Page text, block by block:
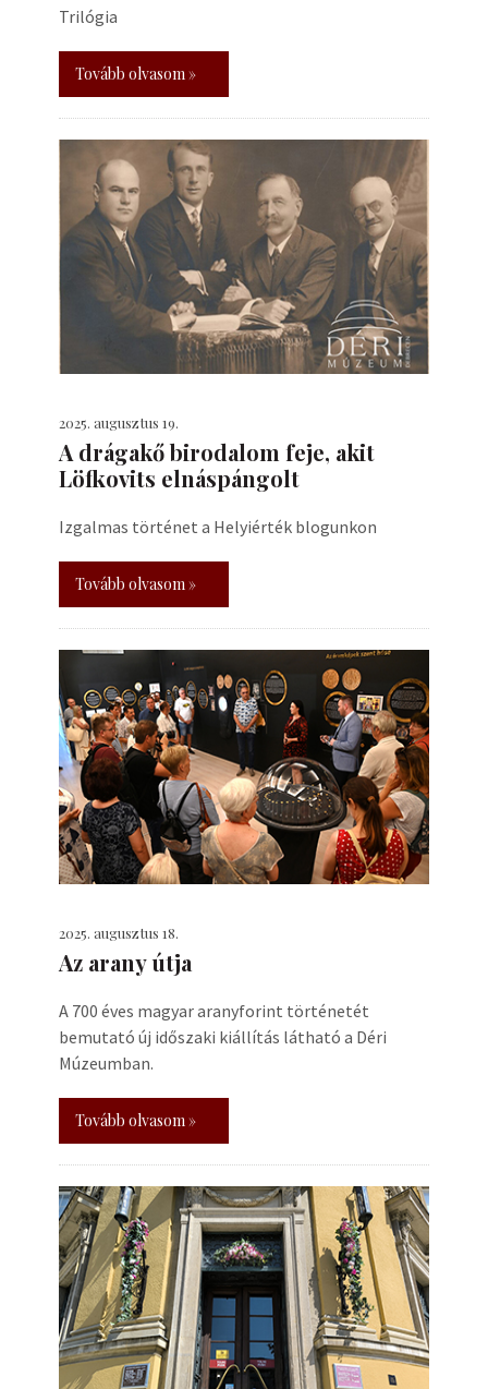
Trilógia
Tovább olvasom »
2025. augusztus 19.
A drágakő birodalom feje, akit
Löfkovits elnáspángolt
Izgalmas történet a Helyiérték blogunkon
Tovább olvasom »
2025. augusztus 18.
Az arany útja
A 700 éves magyar aranyforint történetét
bemutató új időszaki kiállítás látható a Déri
Múzeumban.
Tovább olvasom »